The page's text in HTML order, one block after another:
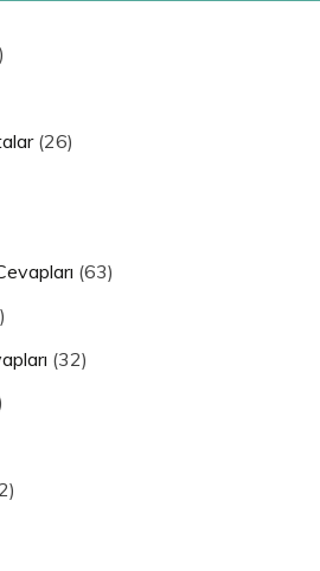
(26)
(63)
(32)